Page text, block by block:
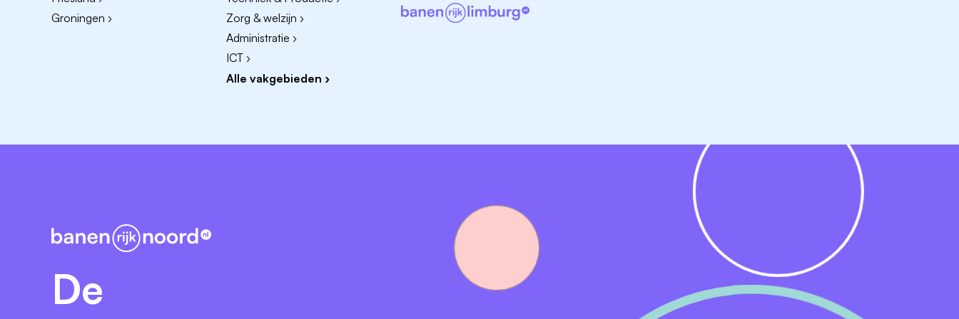
Gelijk een vast contract.
Afwisselende diensten: onregelmatig werken (inclusief slaapdiensten).
Goede arbeidsvoorwaarden, waaronder een eindejaarsuitkering, kortingen via Benefits at Work en
We gaan graag met je in gesprek! Stuur je cv naar ons toe via de button solliciteer. Zodra de juiste
kandidaat is gevonden sluiten wij de vacature.
Vragen?
Neem contact op met één van onze recruiters door te bellen of WhatsAppen naar:
Groningen ›
Zorg & welzijn ›
Administratie ›
ICT ›
Alle vakgebieden ›
De